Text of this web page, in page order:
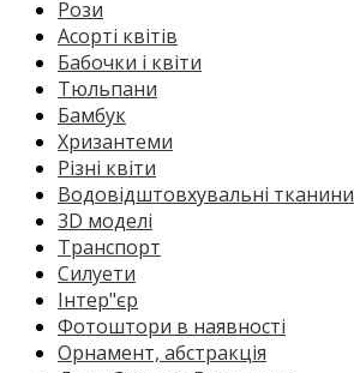
Рози
Асорті квітів
Бабочки і квіти
Тюльпани
Бамбук
Хризантеми
Різні квіти
Водовідштовхувальні тканини
3D моделі
Транспорт
Силуети
Інтер"єр
Фотоштори в наявності
Орнамент, абстракція